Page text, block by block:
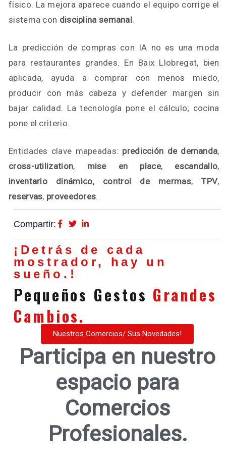
físico. La mejora aparece cuando el equipo corrige el
sistema con disciplina semanal.
La predicción de compras con IA no es una moda
para restaurantes grandes. En Baix Llobregat, bien
aplicada, ayuda a comprar con menos miedo,
producir con más cabeza y defender margen sin
bajar calidad. La tecnología pone el cálculo; cocina
pone el criterio.
Entidades clave mapeadas: predicción de demanda,
cross-utilization, mise en place, escandallo,
inventario dinámico, control de mermas,TPV,
reservas, proveedores.
Compartir:
¡Detrás de cada
mostrador, hay un
sueño.!
Pequeños Gestos Grandes
Cambios.
Nuestros Comercios/ Sus Novedades!
Participa en nuestro
espacio para
Comercios
Profesionales.